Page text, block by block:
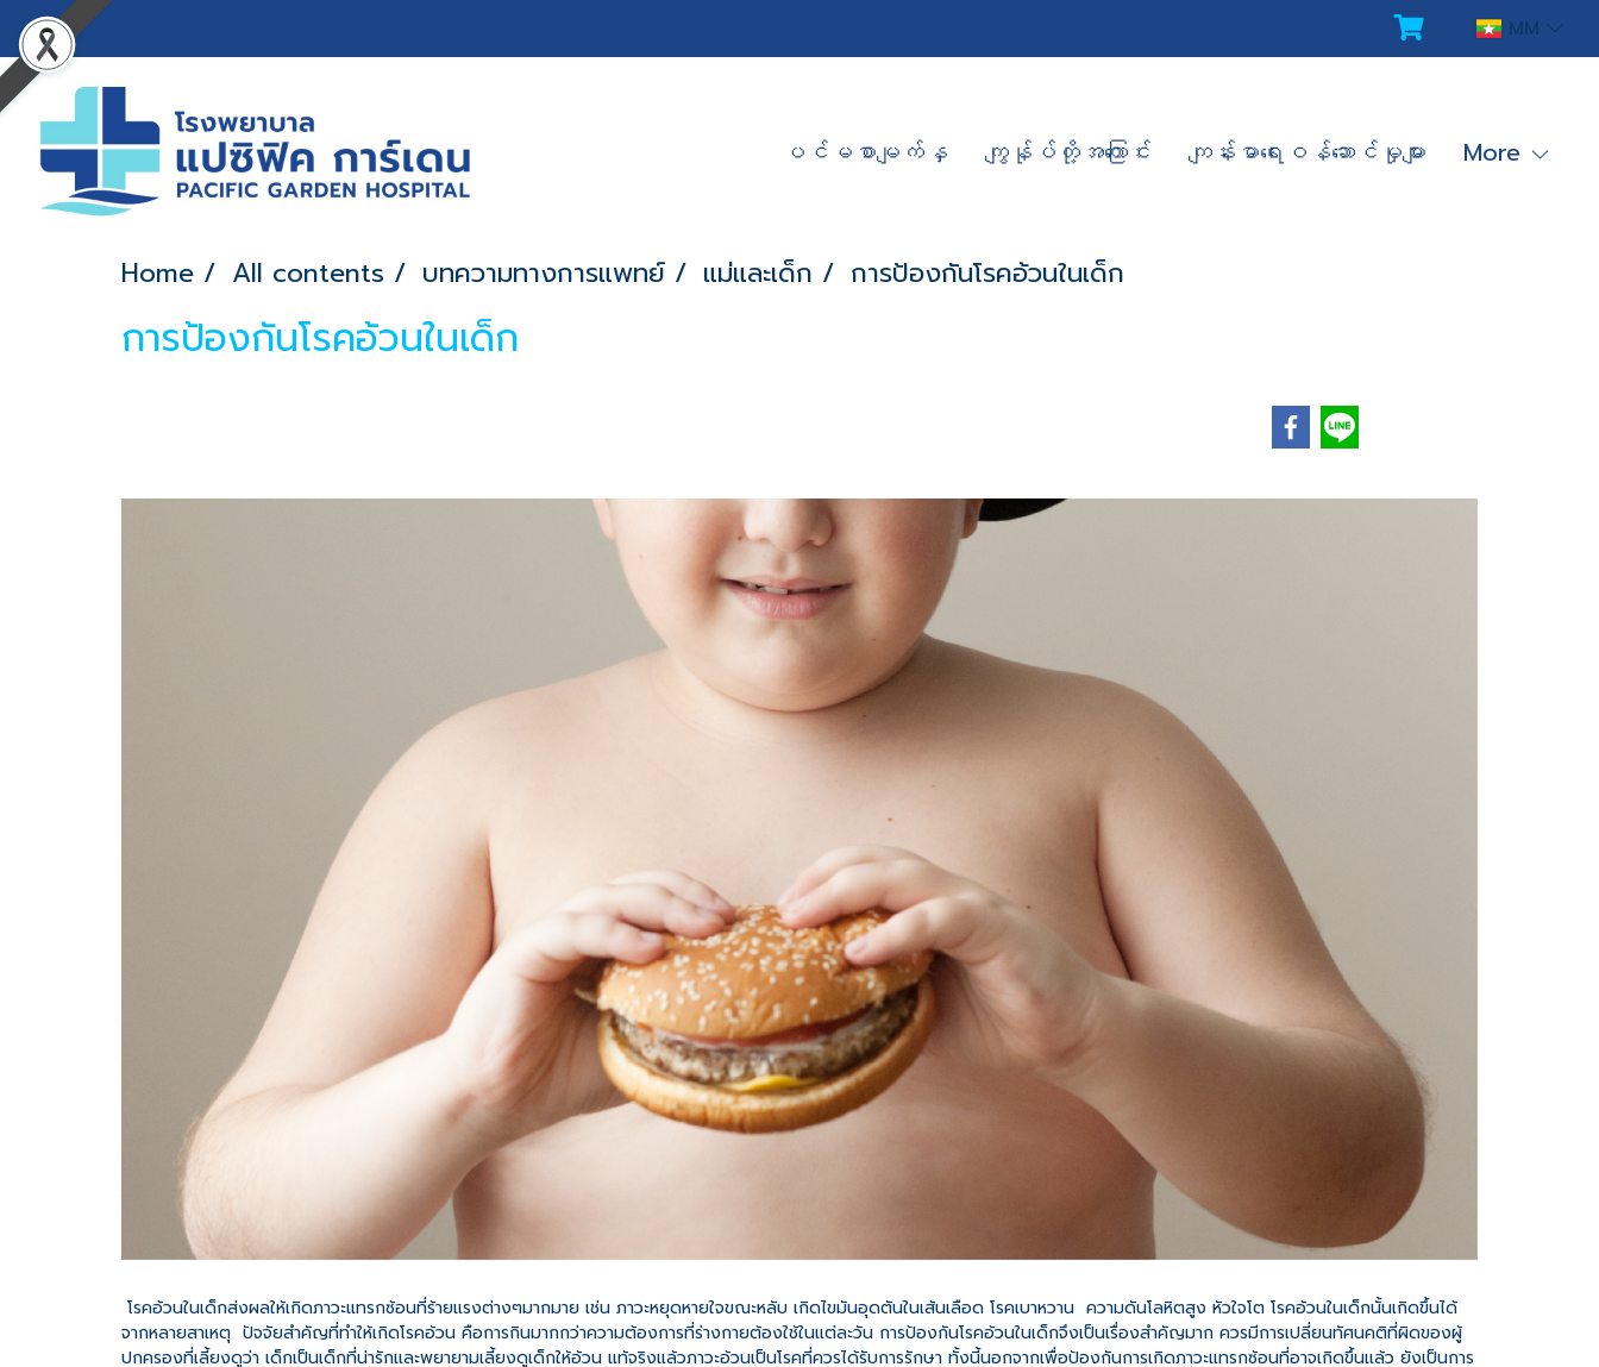
MM
ပင်မစာမျက်နှ ကျွန်ုပ်တို့အကြောင်း ကျန်းမာရေးဝန်ဆောင်မှုများ More
Home All contents บทความทางการแพทย์ แม่และเด็ก การป้องกันโรคอ้วนในเด็ก
การป้องกันโรคอ้วนในเด็ก
โรคอ้วนในเด็กส่งผลให้เกิดภาวะแทรกซ้อนที่ร้ายแรงต่างๆมากมาย เช่น ภาวะหยุดหายใจขณะหลับ เกิดไขมันอุดตันในเส้นเลือด โรคเบาหวาน ความดันโลหิตสูง หัวใจโต โรคอ้วนในเด็กนั้นเกิดขึ้นได้
จากหลายสาเหตุ ปัจจัยสำคัญที่ทำให้เกิดโรคอ้วน คือการกินมากกว่าความต้องการที่ร่างกายต้องใช้ในแต่ละวัน การป้องกันโรคอ้วนในเด็กจึงเป็นเรื่องสำคัญมาก ควรมีการเปลี่ยนทัศนคติที่ผิดของผู้
ปกครองที่เลี้ยงดูว่า เด็กเป็นเด็กที่น่ารักและพยายามเลี้ยงดูเด็กให้อ้วน แท้จริงแล้วภาวะอ้วนเป็นโรคที่ควรได้รับการรักษา ทั้งนี้นอกจากเพื่อป้องกันการเกิดภาวะแทรกซ้อนที่อาจเกิดขึ้นแล้ว ยังเป็นการ